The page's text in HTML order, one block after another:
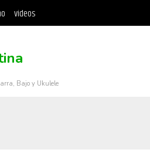
videos
Bajo y Ukulele